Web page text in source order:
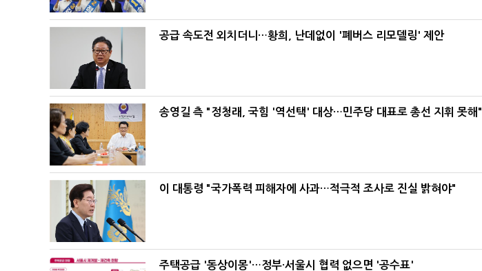
공급 속도전 외치더니…황희, 난데없이 '폐버스 리모델링' 제안
송영길 측 "정청래, 국힘 '역선택' 대상…민주당 대표로 총선 지휘 못해"
이 대통령 "국가폭력 피해자에 사과…적극적 조사로 진실 밝혀야"
주택공급 '동상이몽'…정부·서울시 협력 없으면 '공수표'